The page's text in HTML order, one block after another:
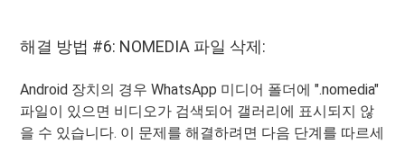
해결 방법 #6: NOMEDIA 파일 삭제:
Android 장치의 경우 WhatsApp 미디어 폴더에 ".nomedia"
파일이 있으면 비디오가 검색되어 갤러리에 표시되지 않
을 수 있습니다. 이 문제를 해결하려면 다음 단계를 따르세